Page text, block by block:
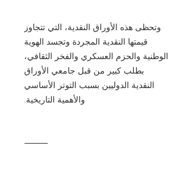
وتحظى هذه الأوراق النقدية، التي تتجاوز
قيمتها النقدية المجردة وتجسد الهوية
الوطنية والحزم العسكري والفخر الثقافي،
بطلب كبير من قبل جامعي الأوراق
النقدية الدوليين بسبب التوتر الأساسي
والأهمية التاريخية.
⸻